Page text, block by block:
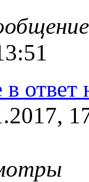
ответ